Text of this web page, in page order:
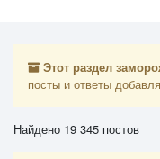
Этот раздел
посты и ответы
Найдено 19 345 постов